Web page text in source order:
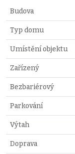
Budova
Typ domu
Umístění objektu
Zařízený
Bezbariérový
Parkování
Výtah
Doprava